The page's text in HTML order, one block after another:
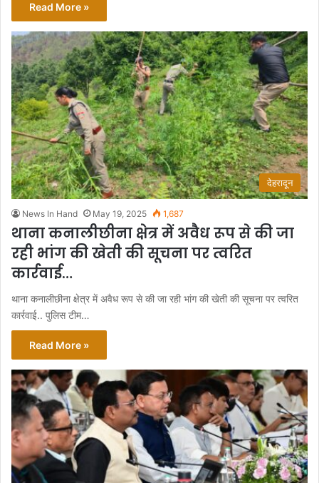
Read More »
देहरादून
News In Hand May 19, 2025 1,687
थाना कनालीछीना क्षेत्र में अवैध रूप से की जा
रही भांग की खेती की सूचना पर त्वरित
कार्रवाई…
थाना कनालीछीना क्षेत्र में अवैध रूप से की जा रही भांग की खेती की सूचना पर त्वरित
कार्रवाई.. पुलिस टीम…
Read More »